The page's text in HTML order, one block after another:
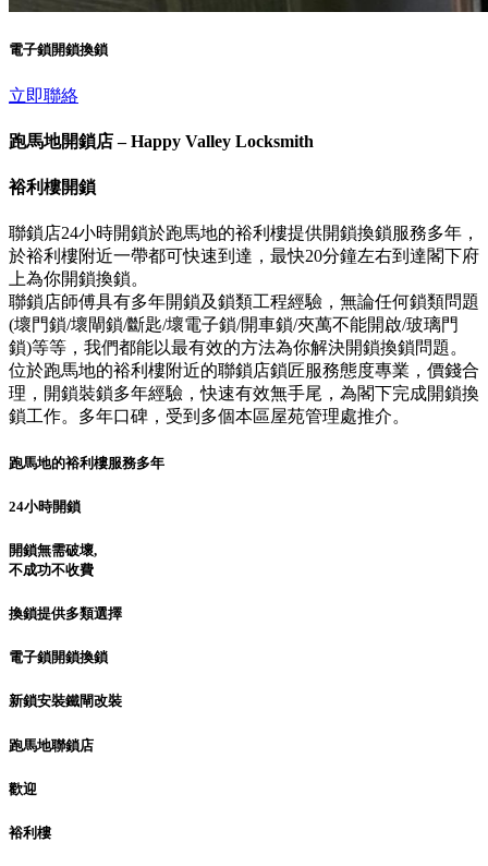
電子鎖開鎖換鎖
立即聯絡
跑馬地開鎖店 – Happy Valley Locksmith
裕利樓開鎖
聯鎖店24小時開鎖於跑馬地的裕利樓提供開鎖換鎖服務多年，
於裕利樓附近一帶都可快速到達，最快20分鐘左右到達閣下府
上為你開鎖換鎖。
聯鎖店師傅具有多年開鎖及鎖類工程經驗，無論任何鎖類問題
(壞門鎖/壞閘鎖/斷匙/壞電子鎖/開車鎖/夾萬不能開啟/玻璃門
鎖)等等，我們都能以最有效的方法為你解決開鎖換鎖問題。
位於跑馬地的裕利樓附近的聯鎖店鎖匠服務態度專業，價錢合
理，開鎖裝鎖多年經驗，快速有效無手尾，為閣下完成開鎖換
鎖工作。多年口碑，受到多個本區屋苑管理處推介。
跑馬地的裕利樓服務多年
24小時開鎖
開鎖無需破壞,
不成功不收費
換鎖提供多類選擇
電子鎖開鎖換鎖
新鎖安裝鐵閘改裝
跑馬地聯鎖店
歡迎
裕利樓